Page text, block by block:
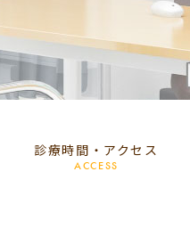
診療時間・アクセス
ACCESS